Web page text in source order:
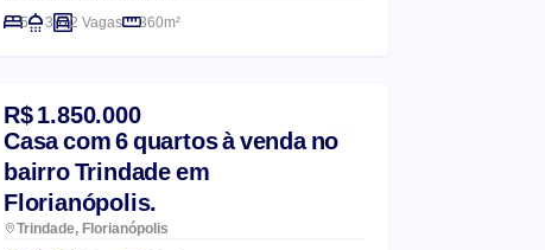
5
3 2 Vagas 360m²
R$ 1.850.000
Casa com 6 quartos à venda no
bairro Trindade em
Florianópolis.
Trindade, Florianópolis